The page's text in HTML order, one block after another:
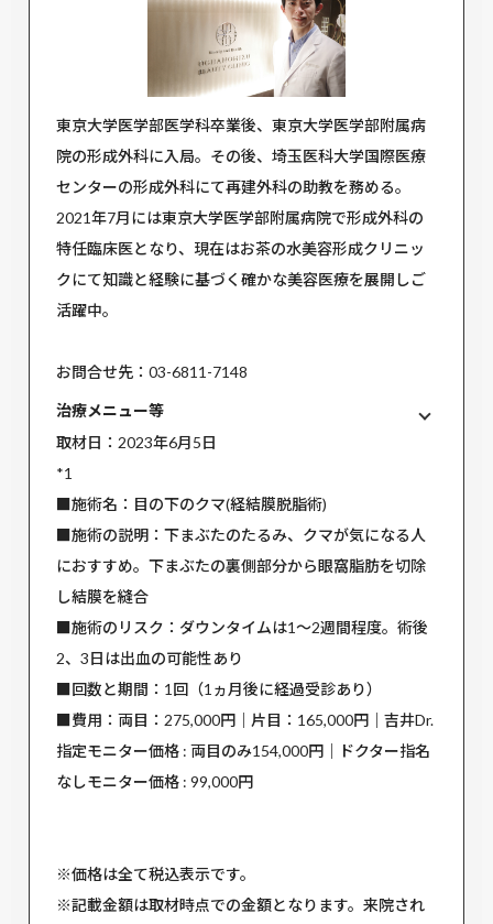
東京大学医学部医学科卒業後、東京大学医学部附属病
院の形成外科に入局。その後、埼玉医科大学国際医療
センターの形成外科にて再建外科の助教を務める。
2021年7月には東京大学医学部附属病院で形成外科の
特任臨床医となり、現在はお茶の水美容形成クリニッ
クにて知識と経験に基づく確かな美容医療を展開しご
活躍中。
お問合せ先：03-6811-7148
治療メニュー等
取材日：2023年6月5日
*1
■施術名：目の下のクマ(経結膜脱脂術)
■施術の説明：下まぶたのたるみ、クマが気になる人
におすすめ。下まぶたの裏側部分から眼窩脂肪を切除
し結膜を縫合
■施術のリスク：ダウンタイムは1〜2週間程度。術後
2、3日は出血の可能性あり
■回数と期間：1回（1ヵ月後に経過受診あり）
■費用：両目：275,000円｜片目：165,000円｜吉井Dr.
指定モニター価格 : 両目のみ154,000円｜ドクター指名
なしモニター価格 : 99,000円
※価格は全て税込表示です。
※記載金額は取材時点での金額となります。来院され